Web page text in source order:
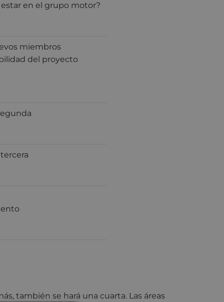
en el grupo motor?
miembros
del proyecto
también se hará una cuarta. Las áreas